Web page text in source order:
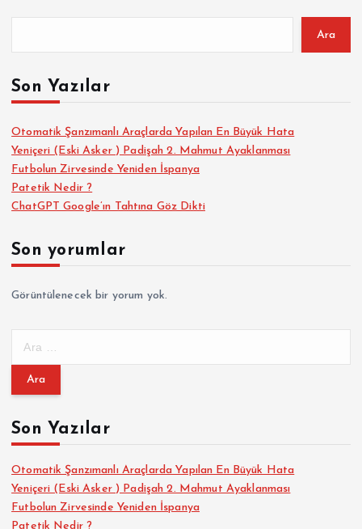
Ara
Son Yazılar
Otomatik Şanzımanlı Araçlarda Yapılan En Büyük Hata
Yeniçeri (Eski Asker ) Padişah 2. Mahmut Ayaklanması
Futbolun Zirvesinde Yeniden İspanya
Patetik Nedir ?
ChatGPT Google’ın Tahtına Göz Dikti
Son yorumlar
Görüntülenecek bir yorum yok.
m
:Son Yazılar
Otomatik Şanzımanlı Araçlarda Yapılan En Büyük Hata
Yeniçeri (Eski Asker ) Padişah 2. Mahmut Ayaklanması
Futbolun Zirvesinde Yeniden İspanya
Patetik Nedir ?